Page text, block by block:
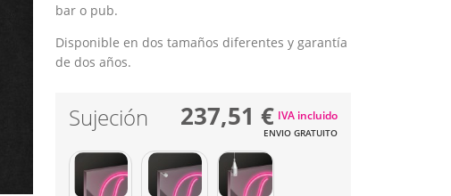
bar o pub.
Disponible en dos tamaños diferentes y garantía
de dos años.
Sujeción 237,51 €
ENVIO GRATUITO
IVA incluido